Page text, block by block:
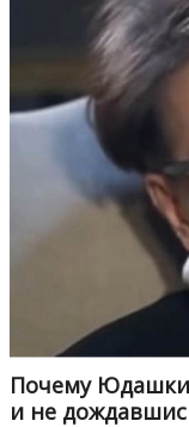
Почему
и не